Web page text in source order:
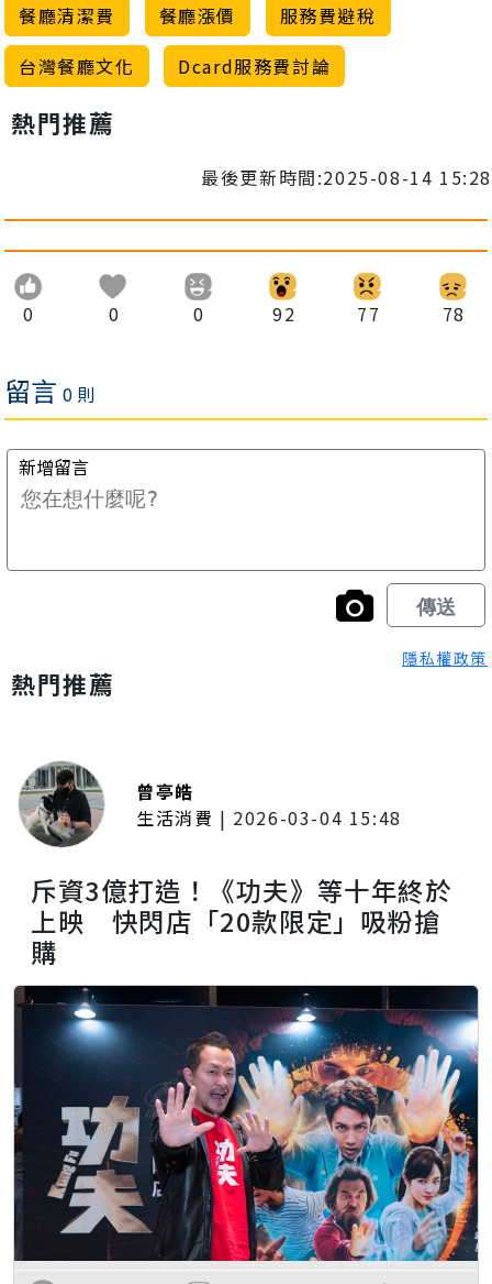
餐廳清潔費
餐廳漲價
服務費避稅
台灣餐廳文化
Dcard服務費討論
熱門推薦
最後更新時間:2025-08-14 15:28
0 0 0 92 77 78
隱私權政策
熱門推薦
曾亭皓
生活消費 | 2026-03-04 15:48
斥資3億打造！《功夫》等十年終於
上映 快閃店「20款限定」吸粉搶
購